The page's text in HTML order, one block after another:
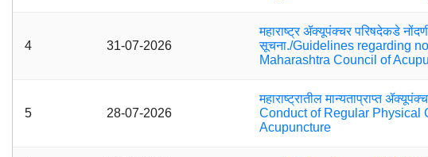
4 31-07-2026
महाराष्ट्र ॲक्यूपंक्चर परिषदेकडे
सूचना./Guidelines regarding
Maharashtra Council of
5 28-07-2026
महाराष्ट्रातील मान्यताप्राप्त
Conduct of Regular Physical
Acupuncture